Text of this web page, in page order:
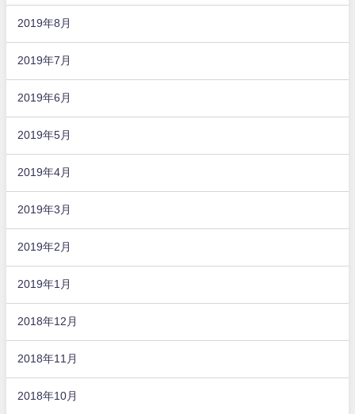
2019年8月
2019年7月
2019年6月
2019年5月
2019年4月
2019年3月
2019年2月
2019年1月
2018年12月
2018年11月
2018年10月